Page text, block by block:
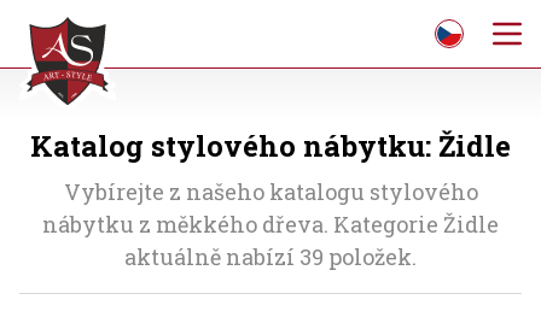
Katalog stylového nábytku: Židle
Vybírejte z našeho katalogu stylového
nábytku z měkkého dřeva. Kategorie Židle
aktuálně nabízí 39 položek.